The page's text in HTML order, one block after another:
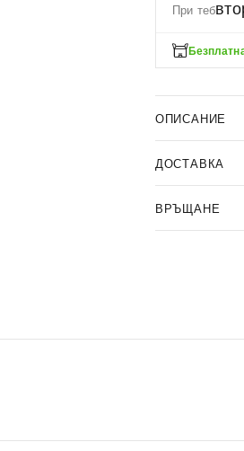
При теб
ОПИСАНИЕ
ДОСТАВКА
ВРЪЩАНЕ